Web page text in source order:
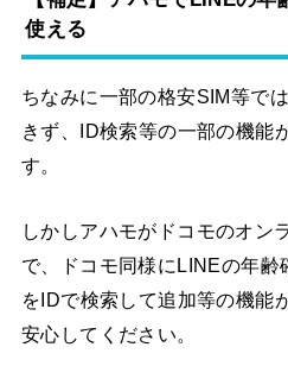
使える
ちなみに一部の格安SIM等で
きず、ID検索等の一部の機能
す。
しかしアハモがドコモのオン
で、ドコモ同様にLINEの年齢
をIDで検索して追加等の機能
安心してください。